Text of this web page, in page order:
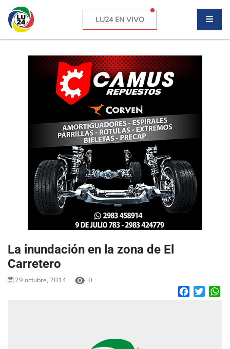
LU24 EN VIVO
La inundación en la zona de El
Carretero
29 octubre, 2014 0
Facebook